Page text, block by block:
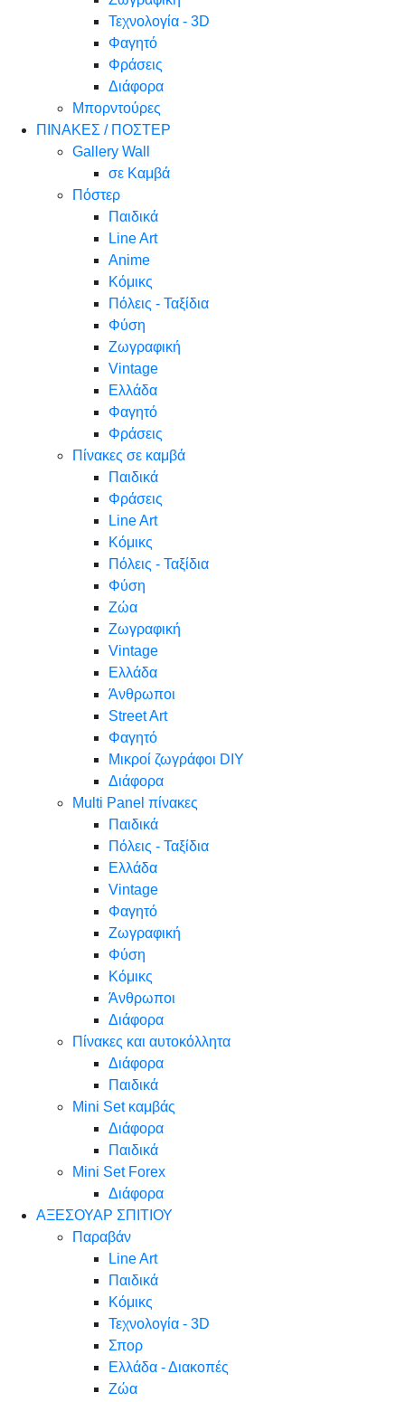
Τεχνολογία - 3D
Φαγητό
Φράσεις
Διάφορα
Μπορντούρες
ΠΙΝΑΚΕΣ / ΠΟΣΤΕΡ
Gallery Wall
σε Καμβά
Πόστερ
Παιδικά
Line Art
Anime
Κόμικς
Πόλεις - Ταξίδια
Φύση
Ζωγραφική
Vintage
Ελλάδα
Φαγητό
Φράσεις
Πίνακες σε καμβά
Παιδικά
Φράσεις
Line Art
Κόμικς
Πόλεις - Ταξίδια
Φύση
Ζώα
Ζωγραφική
Vintage
Ελλάδα
Άνθρωποι
Street Art
Φαγητό
Μικροί ζωγράφοι DIY
Διάφορα
Multi Panel πίνακες
Παιδικά
Πόλεις - Ταξίδια
Ελλάδα
Vintage
Φαγητό
Ζωγραφική
Φύση
Κόμικς
Άνθρωποι
Διάφορα
Πίνακες και αυτοκόλλητα
Διάφορα
Παιδικά
Mini Set καμβάς
Διάφορα
Παιδικά
Mini Set Forex
Διάφορα
ΑΞΕΣΟΥΑΡ ΣΠΙΤΙΟΥ
Παραβάν
Line Art
Παιδικά
Κόμικς
Τεχνολογία - 3D
Σπορ
Ελλάδα - Διακοπές
Ζώα